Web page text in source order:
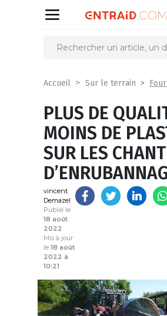
Partager
Accueil Sur le terrain
PLUS DE
MOINS DE
SUR LES
vincent
Demazel
Publié le
18 août
2022
Mis à jour
le 18 août
2022 à
10:21